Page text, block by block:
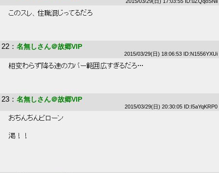
2015/03/29(日) 17:03:55 ID:uZQqoSNii
このスレ、住職混じってるだろ
22 ： 名無しさん＠故郷VIP
2015/03/29(日) 18:06:53 ID:N1556YXUi
相変わらず降る速のカバー範囲広すぎるだろ…
23 ： 名無しさん＠故郷VIP
2015/03/29(日) 20:30:05 ID:I5aYqKRP0
おちんちんビローン
渇！！